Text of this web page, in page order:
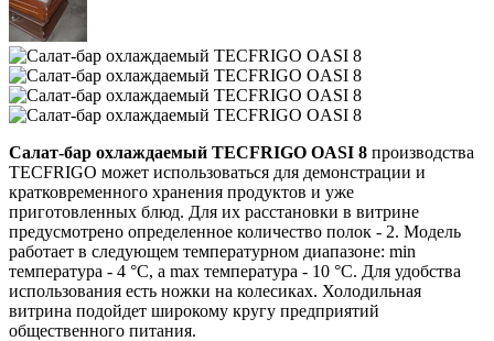
Салат-бар охлаждаемый TECFRIGO OASI 8 производства
TECFRIGO может использоваться для демонстрации и
кратковременного хранения продуктов и уже
приготовленных блюд. Для их расстановки в витрине
предусмотрено определенное количество полок - 2. Модель
работает в следующем температурном диапазоне: min
температура - 4 °С, а max температура - 10 °С. Для удобства
использования есть ножки на колесиках. Холодильная
витрина подойдет широкому кругу предприятий
общественного питания.